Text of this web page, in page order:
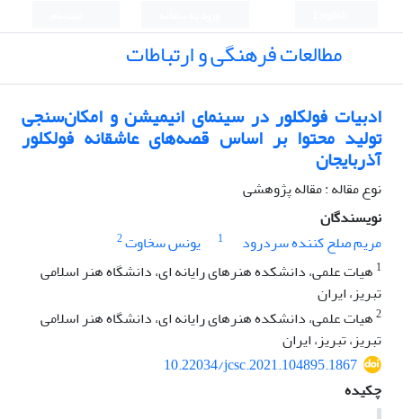
مطالعات فرهنگی و ارتباطات
ادبیات فولکلور در سینمای انیمیشن و امکان‌سنجی
تولید محتوا بر اساس قصه‌های عاشقانه فولکلور
آذربایجان
نوع مقاله : مقاله پژوهشی
نویسندگان
مریم صلح کننده سردرود
1 یونس سخاوت2
1 هیات علمی، دانشکده هنرهای رایانه ای، دانشگاه هنر اسلامی
تبریز، ایران
2هیات علمی، دانشکده هنرهای رایانه ای، دانشگاه هنر اسلامی
تبریز، تبریز، ایران
10.22034/jcsc.2021.104895.1867
چکیده